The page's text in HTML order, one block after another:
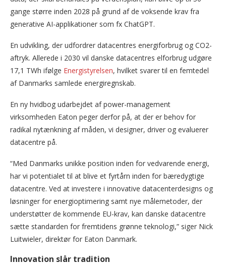
gange større inden 2028 på grund af de voksende krav fra
generative AI-applikationer som fx ChatGPT.
En udvikling, der udfordrer datacentres energiforbrug og CO2-
aftryk. Allerede i 2030 vil danske datacentres elforbrug udgøre
17,1 TWh ifølge Energistyrelsen, hvilket svarer til en femtedel
af Danmarks samlede energiregnskab.
En ny hvidbog udarbejdet af power-management
virksomheden Eaton peger derfor på, at der er behov for
radikal nytænkning af måden, vi designer, driver og evaluerer
datacentre på.
“Med Danmarks unikke position inden for vedvarende energi,
har vi potentialet til at blive et fyrtårn inden for bæredygtige
datacentre. Ved at investere i innovative datacenterdesigns og
løsninger for energioptimering samt nye målemetoder, der
understøtter de kommende EU-krav, kan danske datacentre
sætte standarden for fremtidens grønne teknologi,” siger Nick
Luitwieler, direktør for Eaton Danmark.
Innovation slår tradition